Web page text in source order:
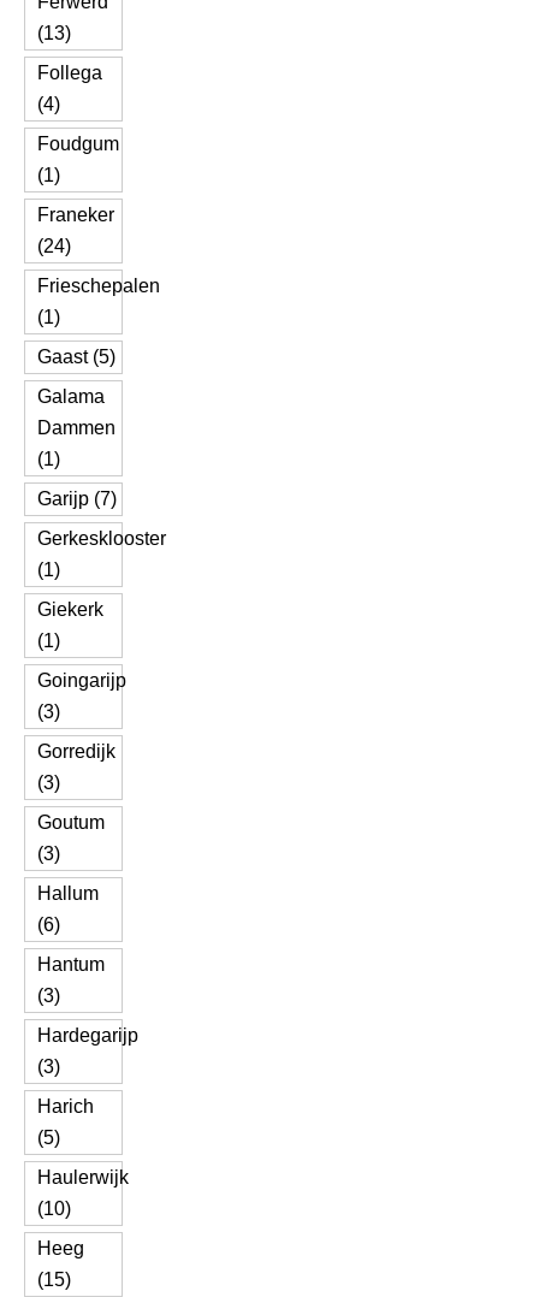
(13)
Follega
(4)
Foudgum
(1)
Franeker
(24)
Frieschepalen
(1)
Gaast (5)
Galama
Dammen
(1)
Garijp (7)
Gerkesklooster
(1)
Giekerk
(1)
Goingarijp
(3)
Gorredijk
(3)
Goutum
(3)
Hallum
(6)
Hantum
(3)
Hardegarijp
(3)
Harich
(5)
Haulerwijk
(10)
Heeg
(15)